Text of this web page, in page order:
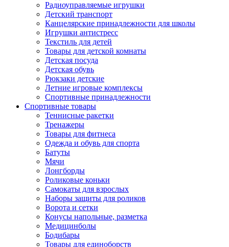
Радиоуправляемые игрушки
Детский транспорт
Канцелярские принадлежности для школы
Игрушки антистресс
Текстиль для детей
Товары для детской комнаты
Детская посуда
Детская обувь
Рюкзаки детские
Летние игровые комплексы
Спортивные принадлежности
Спортивные товары
Теннисные ракетки
Тренажеры
Товары для фитнеса
Одежда и обувь для спорта
Батуты
Мячи
Лонгборды
Роликовые коньки
Самокаты для взрослых
Наборы защиты для роликов
Ворота и сетки
Конусы напольные, разметка
Медицинболы
Бодибары
Товары для единоборств